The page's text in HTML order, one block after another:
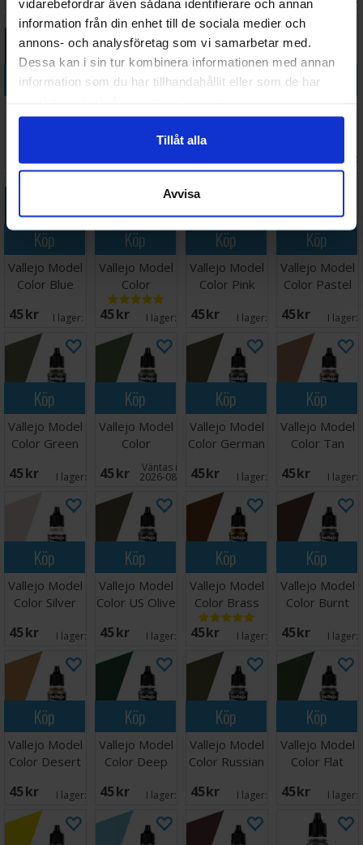
vidarebefordrar även sådana identifierare och annan
information från din enhet till de sociala medier och
annons- och analysföretag som vi samarbetar med.
Dessa kan i sin tur kombinera informationen med annan
information som du har tillhandahållit eller som de har
Tillåt alla
Avvisa
Köp Köp
Magenta
Köp
Blue - 17ml
Köp
I lager:
Köp
Vallejo Model
Color Blue
45 SEK I lager:
Köp
Vallejo Model
Color
Gunmetal
45 SEK I lager:
Köp
Vallejo Model
Color Pink
45 SEK I lager:
Köp
Vallejo Model
Color Pastel
45 SEK I lager:
Köp
Vallejo Model
Color Green
45 SEK I lager:
Köp
Vallejo Model
Color
Intermediate
Green
45 SEK Väntas in:
2026-08-27
Köp
Vallejo Model
Color German
WW2
45 SEK I lager:
Köp
Vallejo Model
Color Tan
45 SEK I lager:
Köp
Vallejo Model
Color Silver
45 SEK I lager:
Köp
Vallejo Model
Color US Olive
45 SEK I lager:
Köp
Vallejo Model
Color Brass
17ml
45 SEK I lager:
Köp
Vallejo Model
Color Burnt
45 SEK I lager:
Köp
Vallejo Model
Color Desert
45 SEK I lager:
Köp
Vallejo Model
Color Deep
45 SEK I lager:
Köp
Vallejo Model
Color Russian
45 SEK I lager:
Köp
Vallejo Model
Color Flat
45 SEK I lager: